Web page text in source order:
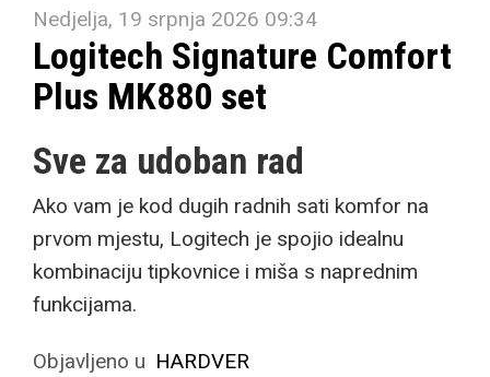
Nedjelja, 19 srpnja 2026 09:34
Logitech Signature Comfort
Plus MK880 set
Sve za udoban rad
Ako vam je kod dugih radnih sati komfor na
prvom mjestu, Logitech je spojio idealnu
kombinaciju tipkovnice i miša s naprednim
funkcijama.
Objavljeno u HARDVER